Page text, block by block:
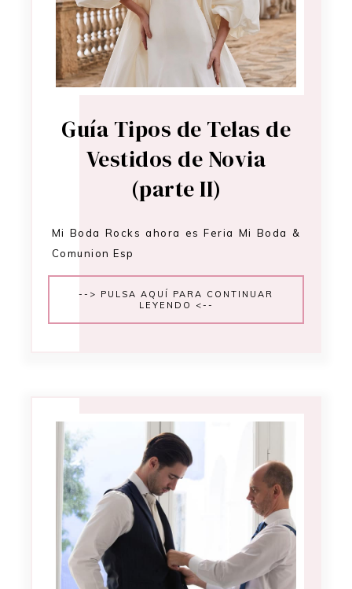
Guía Tipos de Telas de
Vestidos de Novia
(parte II)
Mi Boda Rocks ahora es Feria Mi Boda &
Comunion Esp
--> PULSA AQUÍ PARA CONTINUAR
LEYENDO <--